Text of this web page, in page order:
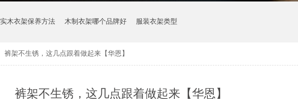
实木衣架保养方法 木制衣架哪个品牌好 服装衣架类型
裤架不生锈，这几点跟着做起来【华恩】
裤架不生锈，这几点跟着做起来【华恩】